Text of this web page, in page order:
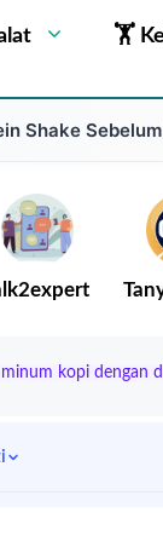
🏋
Shake
minum kopi dengan